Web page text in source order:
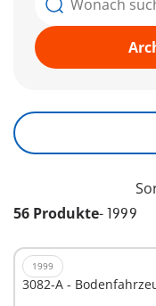
56 Produkte- 1999
1999
3082-A -